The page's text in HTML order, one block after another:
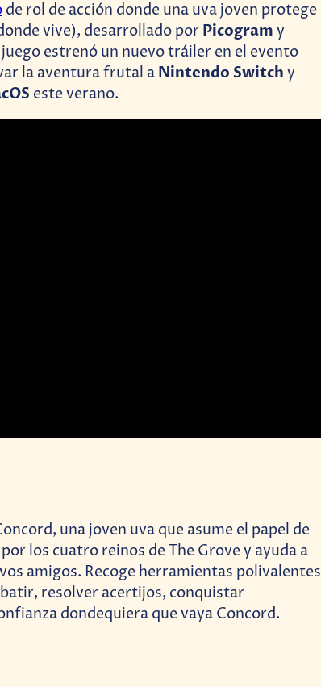
de rol de acción donde una uva joven protege
vive), desarrollado por Picogram y
juego estrenó un nuevo tráiler en el evento
la aventura frutal a Nintendo Switch y
este verano.
una joven uva que asume el papel de
los cuatro reinos de The Grove y ayuda a
amigos. Recoge herramientas polivalentes
resolver acertijos, conquistar
dondequiera que vaya Concord.